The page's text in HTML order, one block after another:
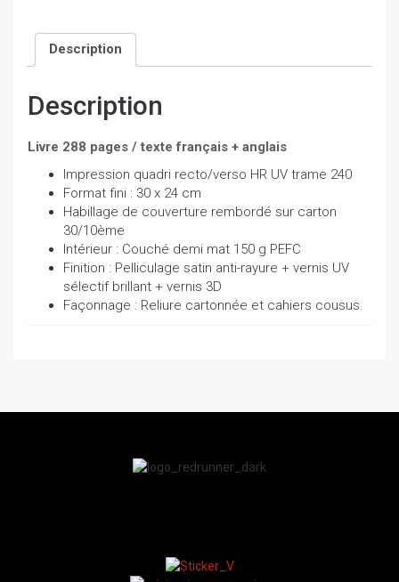
Description
Description
Livre 288 pages / texte français + anglais
Impression quadri recto/verso HR UV trame 240
Format fini : 30 x 24 cm
Habillage de couverture rembordé sur carton
30/10ème
Intérieur : Couché demi mat 150 g PEFC
Finition : Pelliculage satin anti-rayure + vernis UV
sélectif brillant + vernis 3D
Façonnage : Reliure cartonnée et cahiers cousus.